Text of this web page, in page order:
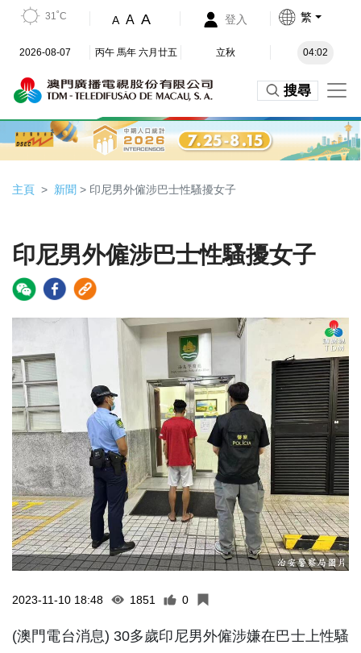
31˚C A A A 登入 繁
2026-08-07 丙午 馬年 六月廿五 立秋 04:02
搜尋
主頁 新聞 > 印尼男外僱涉巴士性騷擾女子
印尼男外僱涉巴士性騷擾女子
2023-11-10 18:48 1851 0
(澳門電台消息) 30多歲印尼男外僱涉嫌在巴士上性騷